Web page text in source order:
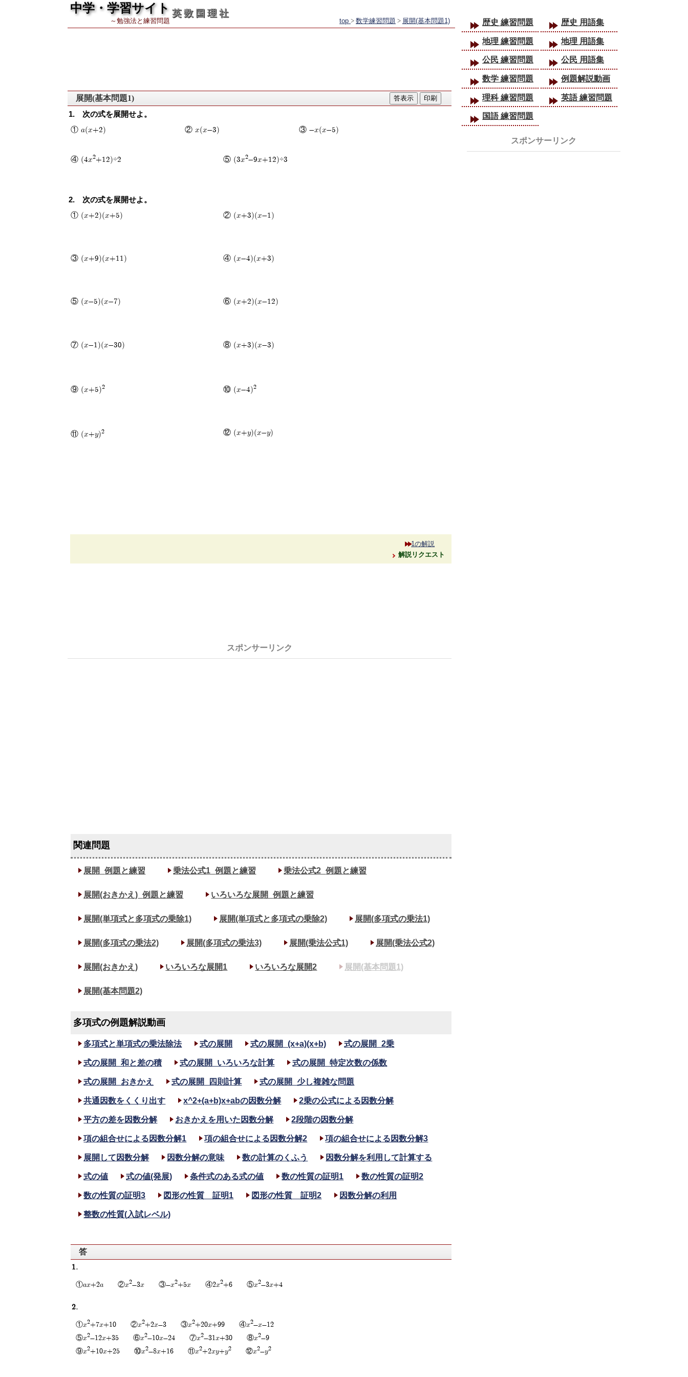
中学・学習サイト
～勉強法と練習問題
英 数 国 理 社
top > 数学練習問題 > 展開(基本問題1) 歴史 練習問題 歴史 用語集
地理 練習問題 地理 用語集
公民 練習問題 公民 用語集
数学 練習問題 例題解説動画
理科 練習問題 英語 練習問題
国語 練習問題
展開(基本問題1)
1. 次の式を展開せよ。
① a(x+2) ② x(x-3) ③ -x(x-5)
④ (4x2+12)÷2 ⑤ (3x2-9x+12)÷3
2. 次の式を展開せよ。
① (x+2)(x+5) ② (x+3)(x-1)
③ (x+9)(x+11) ④ (x-4)(x+3)
⑤ (x-5)(x-7) ⑥ (x+2)(x-12)
⑦ (x-1)(x-30) ⑧ (x+3)(x-3)
⑨ (x+5)2 ⑩ (x-4)2
⑪ (x+y)2 ⑫ (x+y)(x-y)
1の解説
解説リクエスト
展開_例題と練習 乗法公式1_例題と練習 乗法公式2_例題と練習
展開(おきかえ)_例題と練習 いろいろな展開_例題と練習
展開(単項式と多項式の乗除1) 展開(単項式と多項式の乗除2) 展開(多項式の乗法1)
展開(多項式の乗法2) 展開(多項式の乗法3) 展開(乗法公式1) 展開(乗法公式2)
展開(おきかえ) いろいろな展開1 いろいろな展開2 展開(基本問題1)
展開(基本問題2)
多項式の例題解説動画
多項式と単項式の乗法除法 式の展開 式の展開_(x+a)(x+b) 式の展開_2乗
式の展開_和と差の積 式の展開_いろいろな計算 式の展開_特定次数の係数
式の展開_おきかえ 式の展開_四則計算 式の展開_少し複雑な問題
共通因数をくくり出す x^2+(a+b)x+abの因数分解 2乗の公式による因数分解
平方の差を因数分解 おきかえを用いた因数分解 2段階の因数分解
項の組合せによる因数分解1 項の組合せによる因数分解2 項の組合せによる因数分解3
展開して因数分解 因数分解の意味 数の計算のくふう 因数分解を利用して計算する
式の値 式の値(発展) 条件式のある式の値 数の性質の証明1 数の性質の証明2
数の性質の証明3 図形の性質 証明1 図形の性質 証明2 因数分解の利用
整数の性質(入試レベル)
答
1.
①ax+2a ②x2-3x ③-x2+5x ④2x2+6 ⑤x2-3x+4
2.
①x2+7x+10 ②x2+2x-3 ③x2+20x+99 ④x2-x-12
⑤x2-12x+35 ⑥x2-10x-24 ⑦x2-31x+30 ⑧x2-9
⑨x2+10x+25 ⑩x2-8x+16 ⑪x2+2xy+y2 ⑫x2-y2